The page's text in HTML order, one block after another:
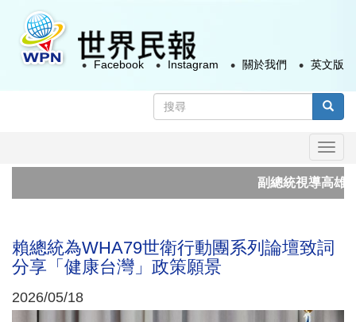
容
搜
尋
Facebook Instagram 關於我們 英文版
副總統視導高雄市
賴總統為WHA79世衛行動團系列論壇致詞
分享「健康台灣」政策願景
2026/05/18